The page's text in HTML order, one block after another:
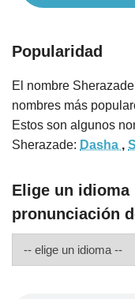
Popularidad
El nombre
nombres más
Estos son algunos
Sherazade: Dasha ,
Elige un idioma
pronunciación